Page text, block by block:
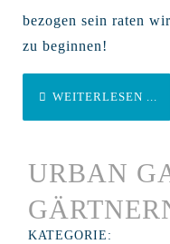
bezogen sein raten
zu beginnen!
WEITERLESEN ...
URBAN
KATEGORIE: